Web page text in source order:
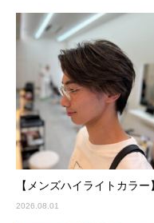
【メンズハイライトカラー】
2026.08.01